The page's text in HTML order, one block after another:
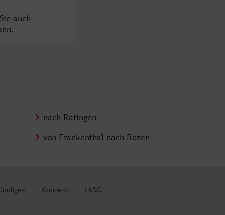
auch
nach Ratingen
von Frankenthal nach Bozen
Konzern LkSG